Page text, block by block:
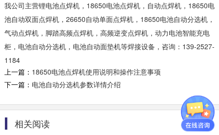
我公司主营锂电池点焊机，18650电池点焊机，自动点焊机，18650电
池自动双面点焊机，26650自动单面点焊机，18650电池自动分选机，
气动点焊机，脚踏高频点焊机，高频逆变点焊机，动力电池智能充电
柜，电池自动分选机，电池自动面垫机等焊接设备，咨询：139-2527-
1184
上一篇： 18650电池点焊机使用说明和操作注意事项
下一篇： 电池自动分选机参数详情介绍
相关阅读
BT-CCD01-Al 电芯正负极检测机
一、主要功能 圆柱型电芯装入模具或装入支架，
自动识别电芯的正负极的方向和排布位置 防止应
急...
BT-1024 焊接性能综合测试器
一、主要功能 点焊完成串并联后，测试总电压总
内阻，测试单串电压单串内阻 可通过接线排方式
测...